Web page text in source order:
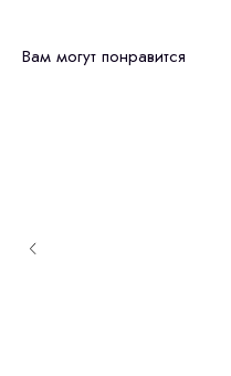
Вам могут понравится